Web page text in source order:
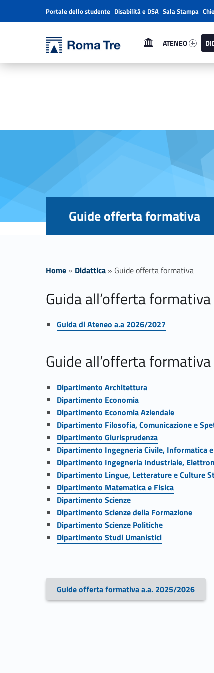
Guide Offerta Formativa 2024/2025 - Università degli Studi di Roma Tre
Primary Menu
ATENEO
Header info sidebar
Portale dello studente Disabilità e DSA Sala Stampa
Guide offerta formativa
Home » Didattica » Guide offerta formativa
G
u
i
d
e
o
f
f
e
r
t
a
f
Guida all’offerta
Link identifier #identifier__88428-1
Guida di Ateneo a.a 2026/2027
Guide all’offerta
Link identifier #identifier__132398-2
Dipartimento Architettura
Link identifier #identifier__173908-3
Dipartimento Economia
Link identifier #identifier__109861-4
Dipartimento Economia Aziendale
Link identifier #identifier__196401-5
Dipartimento Filosofia, Comunicazione e
Link identifier #identifier__47431-6
Dipartimento Giurisprudenza
Link identifier #identifier__181580-7
Dipartimento Ingegneria Civile, Informatica
Link identifier #identifier__1826-8
Dipartimento Ingegneria Industriale,
Link identifier #identifier__163996-9
Dipartimento Lingue, Letterature e Culture
Link identifier #identifier__137512-10
Dipartimento Matematica e Fisica
Link identifier #identifier__19581-11
Dipartimento Scienze
Link identifier #identifier__40298-12
Dipartimento Scienze della Formazione
Link identifier #identifier__85609-13
Dipartimento Scienze Politiche
Link identifier #identifier__25747-14
Dipartimento Studi Umanistici
Guide offerta formativa a.a. 2025/2026